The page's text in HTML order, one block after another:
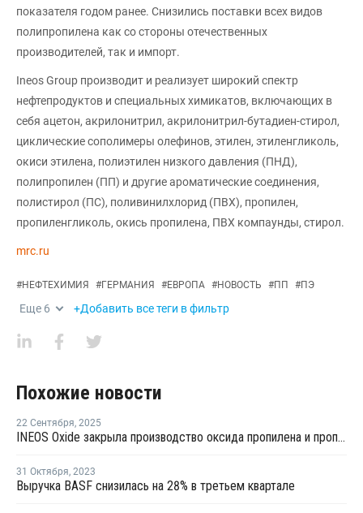
показателя годом ранее. Снизились поставки всех видов
полипропилена как со стороны отечественных
производителей, так и импорт.
Ineos Group производит и реализует широкий спектр
нефтепродуктов и специальных химикатов, включающих в
себя ацетон, акрилонитрил, акрилонитрил-бутадиен-стирол,
циклические сополимеры олефинов, этилен, этиленгликоль,
окиси этилена, полиэтилен низкого давления (ПНД),
полипропилен (ПП) и другие ароматические соединения,
полистирол (ПС), поливинилхлорид (ПВХ), пропилен,
пропиленгликоль, окись пропилена, ПВХ компаунды, стирол.
mrc.ru
#НЕФТЕХИМИЯ #ГЕРМАНИЯ #ЕВРОПА #НОВОСТЬ #ПП #ПЭ
Еще 6 +Добавить все теги в фильтр
Похожие новости
22 Сентября, 2025
INEOS Oxide закрыла производство оксида пропилена и пропиленгликолей в Германии
31 Октября, 2023
Выручка BASF снизилась на 28% в третьем квартале